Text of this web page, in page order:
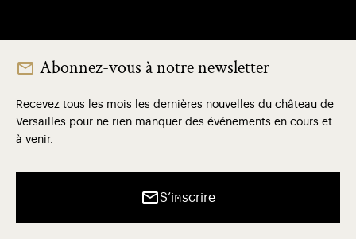
Abonnez-vous à notre newsletter
Recevez tous les mois les dernières nouvelles du château de
Versailles pour ne rien manquer des événements en cours et
à venir.
S’inscrire